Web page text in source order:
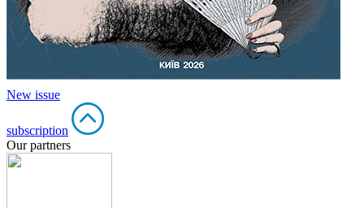
New issue
subscription
Our partners